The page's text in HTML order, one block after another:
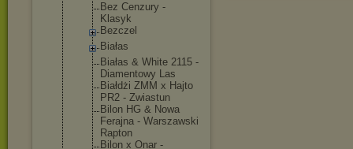
Bez Cenzury -
Klasyk
Bezczel
Białas
Białas & White 2115 -
Diamentowy Las
Białdżi ZMM x Hajto
PR2 - Zwiastun
Bilon HG & Nowa
Ferajna - Warszawski
Rapton
Bilon x Onar -